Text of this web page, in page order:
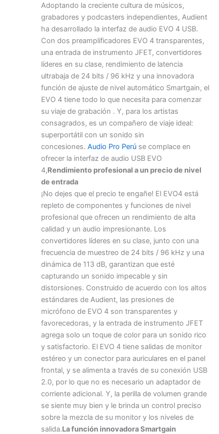
Adoptando la creciente cultura de músicos,
grabadores y podcasters independientes, Audient
ha desarrollado la interfaz de audio EVO 4 USB.
Con dos preamplificadores EVO 4 transparentes,
una entrada de instrumento JFET, convertidores
líderes en su clase, rendimiento de latencia
ultrabaja de 24 bits / 96 kHz y una innovadora
función de ajuste de nivel automático Smartgain, el
EVO 4 tiene todo lo que necesita para comenzar
su viaje de grabación . Y, para los artistas
consagrados, es un compañero de viaje ideal:
superportátil con un sonido sin
concesiones. Audio Pro Perúse complace en
ofrecer la interfaz de audio USB EVO
4,Rendimiento profesional a un precio de nivel
de entrada
¡No dejes que el precio te engañe! El EVO4 está
repleto de componentes y funciones de nivel
profesional que ofrecen un rendimiento de alta
calidad y un audio impresionante. Los
convertidores líderes en su clase, junto con una
frecuencia de muestreo de 24 bits / 96 kHz y una
dinámica de 113 dB, garantizan que esté
capturando un sonido impecable y sin
distorsiones. Construido de acuerdo con los altos
estándares de Audient, las presiones de
micrófono de EVO 4 son transparentes y
favorecedoras, y la entrada de instrumento JFET
agrega solo un toque de color para un sonido rico
y satisfactorio. El EVO 4 tiene salidas de monitor
estéreo y un conector para auriculares en el panel
frontal, y se alimenta a través de su conexión USB
2.0, por lo que no es necesario un adaptador de
corriente adicional. Y, la perilla de volumen grande
se siente muy bien y le brinda un control preciso
sobre la mezcla de su monitor y los niveles de
salida.La función innovadora Smartgain